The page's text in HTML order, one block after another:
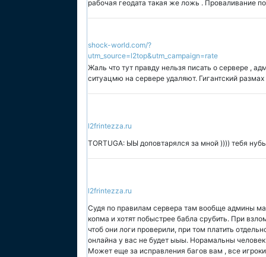
рабочая геодата такая же ложь . Проваливание
shock-world.com/?
utm_source=l2top&utm_campaign=rate
Жаль что тут правду нельзя писать о сервере ,
ситуацмю на сервере удаляют. Гигантский
l2frintezza.ru
TORTUGA: ЫЫ доповтарялся за мной )))) тебя
l2frintezza.ru
Судя по правилам сервера там вообще админы
копма и хотят побыстрее бабла срубить. При
чтоб они логи проверили, при том платить
онлайна у вас не будет ыыы. Норамальны
Может еще за исправления багов вам , все